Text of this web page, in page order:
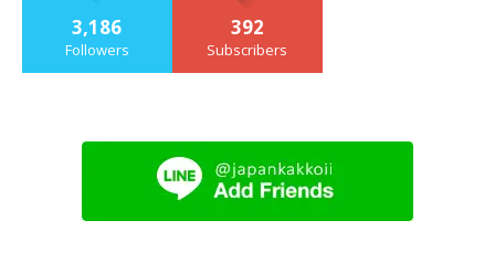
3,186
Followers
392
Subscribers